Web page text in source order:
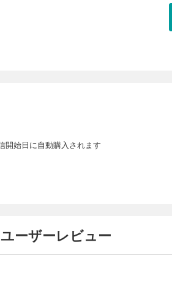
開始日に自動購入されます
ーザーレビュー